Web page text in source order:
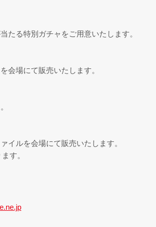
たる特別ガチャをご用意いたします。
会場にて販売いたします。
イルを会場にて販売いたします。
す。